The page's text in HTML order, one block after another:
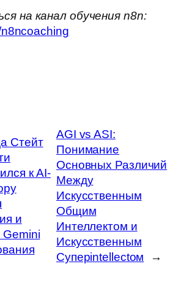
на канал обучения n8n:
Стейт
к AI-
и
Gemini
AGI vs ASI:
Понимание
Основных Различий
Между
Искусственным
Общим
Интеллектом и
Искусственным
Суперintellectом
→